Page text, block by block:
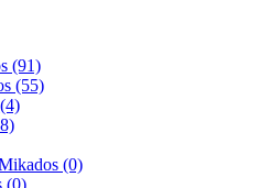
(91)
(55)
(0)
(0)